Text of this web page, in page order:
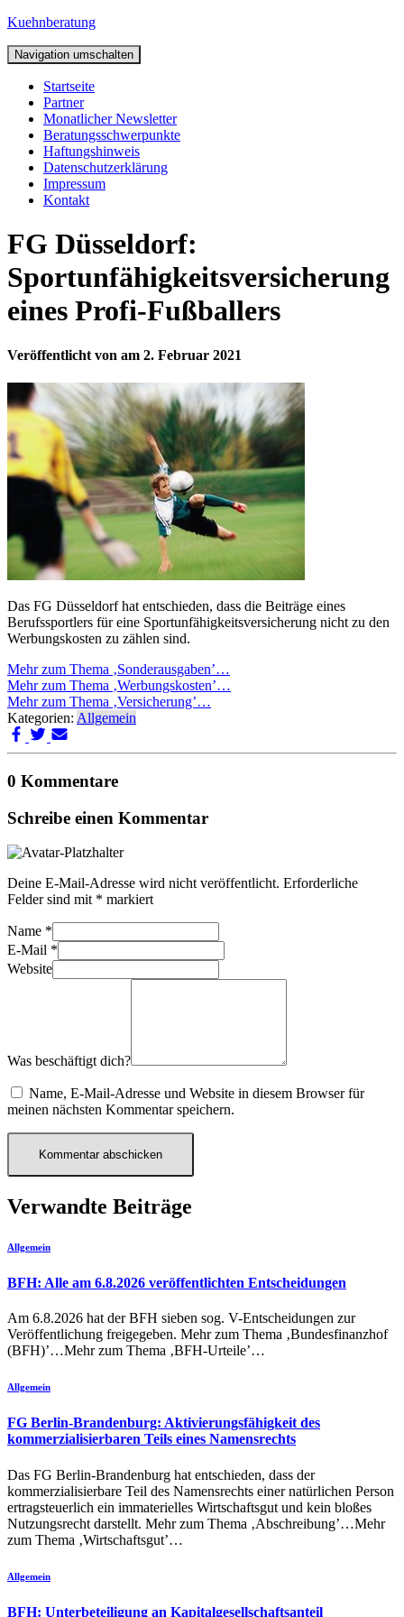
Kuehnberatung
Navigation umschalten
Startseite
Partner
Monatlicher Newsletter
Beratungsschwerpunkte
Haftungshinweis
Datenschutzerklärung
Impressum
Kontakt
FG Düsseldorf:
Sportunfähigkeitsversicherung
eines Profi-Fußballers
Veröffentlicht von am 2. Februar 2021
Das FG Düsseldorf hat entschieden, dass die Beiträge eines
Berufssportlers für eine Sportunfähigkeitsversicherung nicht zu den
Werbungskosten zu zählen sind.
Mehr zum Thema ‚Sonderausgaben’…
Mehr zum Thema ‚Werbungskosten’…
Mehr zum Thema ‚Versicherung’…
Kategorien: Allgemein
0 Kommentare
Schreibe einen Kommentar
Deine E-Mail-Adresse wird nicht veröffentlicht. Erforderliche
Felder sind mit * markiert
Name *
E-Mail *
Website
Was beschäftigt dich?
Name, E-Mail-Adresse und Website in diesem Browser für
meinen nächsten Kommentar speichern.
Verwandte Beiträge
Allgemein
BFH: Alle am 6.8.2026 veröffentlichten Entscheidungen
Am 6.8.2026 hat der BFH sieben sog. V-Entscheidungen zur
Veröffentlichung freigegeben. Mehr zum Thema ‚Bundesfinanzhof
(BFH)’…Mehr zum Thema ‚BFH-Urteile’…
Allgemein
FG Berlin-Brandenburg: Aktivierungsfähigkeit des
kommerzialisierbaren Teils eines Namensrechts
Das FG Berlin-Brandenburg hat entschieden, dass der
kommerzialisierbare Teil des Namensrechts einer natürlichen Person
ertragsteuerlich ein immaterielles Wirtschaftsgut und kein bloßes
Nutzungsrecht darstellt. Mehr zum Thema ‚Abschreibung’…Mehr
zum Thema ‚Wirtschaftsgut’…
Allgemein
BFH: Unterbeteiligung an Kapitalgesellschaftsanteil